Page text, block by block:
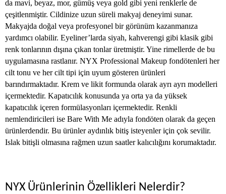
da mavi, beyaz, mor, gümüş veya gold gibi yeni renklerle de
çeşitlenmiştir. Cildinize uzun süreli makyaj deneyimi sunar.
Makyajda doğal veya profesyonel bir görünüm kazanmanıza
yardımcı olabilir. Eyeliner’larda siyah, kahverengi gibi klasik gibi
renk tonlarının dışına çıkan tonlar üretmiştir. Yine rimellerde de bu
uygulamasına rastlanır. NYX Professional Makeup fondötenleri her
cilt tonu ve her cilt tipi için uyum gösteren ürünleri
barındırmaktadır. Krem ve likit formunda olarak ayrı ayrı modelleri
içermektedir. Kapatıcılık konusunda ya orta ya da yüksek
kapatıcılık içeren formülasyonları içermektedir. Renkli
nemlendiricileri ise Bare With Me adıyla fondöten olarak da geçen
ürünlerdendir. Bu ürünler aydınlık bitiş isteyenler için çok sevilir.
Islak bitişli olmasına rağmen uzun saatler kalıcılığını korumaktadır.
NYX Ürünlerinin Özellikleri Nelerdir?